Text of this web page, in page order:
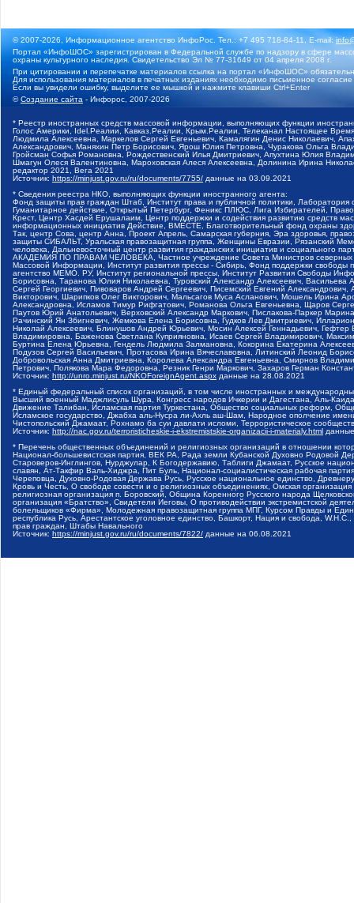
© 2007-2026, Информационное агентство ИнфоРос. Тел.: +7 495 718-84-11, E-mail:
Портал «ИнфоШОС» зарегистрирован в Федеральной службе по надзору в сфере
охраны культурного наследия. Свидетельство Эл № 77-31649 от 04 апреля 2008 г.
При цитировании и перепечатке материалов ссылка на портал «ИнфоШОС»
Для использования материалов в печатных изданиях необходимо письменное
Если вы увидели ошибку, выделите ее мышкой и нажмите клавиши Ctrl+Enter
©Создание сайта - Инфорос, 2007-2026
* Реестр иностранных средств массовой информации, выполняющих функции
Голос Америки, Idel.Реалии, Кавказ.Реалии, Крым.Реалии, Телеканал Настоящее
Людмила Алексеевна, Маркелов Сергей Евгеньевич, Камалягин Денис Николаевич,
Александрович, Маняхин Петр Борисович, Ярош Юлия Петровна, Чуракова Ольга
Гройсман Софья Романовна, Рождественский Илья Дмитриевич, Апухтина Юлия
Шмагун Олеся Валентиновна, Мароховская Алеся Алексеевна, Долинина Ирина
редактор 2021, Вега 2021
Источник: https://minjust.gov.ru/ru/documents/7755/ данные на 03.09.2021
* Сведения реестра НКО, выполняющих функции иностранного агента:
Фонд защиты прав граждан Штаб, Институт права и публичной политики,
Гуманитарное действие, Открытый Петербург, Феникс ПЛЮС, Лига Избирателей,
Крест, Центр Хасдей Ерушалаим, Центр поддержки и содействия развитию средств
информационных инициатив Действие, ВМЕСТЕ, Благотворительный фонд охраны
Так, центр Сова, центр Анна, Проект Апрель, Самарская губерния, Эра здоровья,
защиты СИБАЛЬТ, Уральская правозащитная группа, Женщины Евразии, Рязанский
человека, Дальневосточный центр развития гражданских инициатив и социального
АКАДЕМИЯ ПО ПРАВАМ ЧЕЛОВЕКА, Частное учреждение Совета Министров северных
Массовой Информации, Институт развития прессы - Сибирь, Фонд поддержки
агентство МЕМО. РУ, Институт региональной прессы, Институт Развития Свободы
Борисовна, Таранова Юлия Николаевна, Туровский Александр Алексеевич,
Сергей Георгиевич, Пивоваров Андрей Сергеевич, Писемский Евгений
Викторович, Шарипков Олег Викторович, Мальсагов Муса Асланович, Мошель Ирина
Александровна, Исламов Тимур Рифгатович, Романова Ольга Евгеньевна, Щаров
Паутов Юрий Анатольевич, Верховский Александр Маркович, Пислакова-Паркер
Рачинский Ян Збигневич, Жемкова Елена Борисовна, Гудков Лев Дмитриевич,
Николай Алексеевич, Блинушов Андрей Юрьевич, Мосин Алексей Геннадьевич,
Владимировна, Баженова Светлана Куприяновна, Исаев Сергей Владимирович,
Буртина Елена Юрьевна, Гендель Людмила Залмановна, Кокорина Екатерина
Подузов Сергей Васильевич, Протасова Ирина Вячеславовна, Литинский Леонид
Добровольская Анна Дмитриевна, Королева Александра Евгеньевна, Смирнов
Петрович, Полякова Мара Федоровна, Резник Генри Маркович, Захаров Герман
Источник: http://unro.minjust.ru/NKOForeignAgent.aspx данные на 28.08.2021
* Единый федеральный список организаций, в том числе иностранных и
Высший военный Маджлисуль Шура, Конгресс народов Ичкерии и Дагестана, Аль-
Движение Талибан, Исламская партия Туркестана, Общество социальных реформ,
Исламское государство, Джабха аль-Нусра ли-Ахль аш-Шам, Народное ополчение
Чистопольский Джамаат, Рохнамо ба суи давлати исломи, Террористическое
Источник: http://nac.gov.ru/terroristicheskie-i-ekstremistskie-organizacii-i-materialy.html
* Перечень общественных объединений и религиозных организаций в отношении
Национал-большевистская партия, ВЕК РА, Рада земли Кубанской Духовно Родовой
Староверов-Инглингов, Нурджулар, К Богодержавию, Таблиги Джамаат, Русское
славян, Ат-Такфир Валь-Хиджра, Пит Буль, Национал-социалистическая рабочая
Череповца, Духовно-Родовая Держава Русь, Русское национальное единство,
Кровь и Честь, О свободе совести и о религиозных объединениях, Омская
религиозная организация п. Боровский, Община Коренного Русского народа
организация «Братство», Свидетели Иеговы, О противодействии экстремистской
болельщиков «Фирма», Молодежная правозащитная группа МПГ, Курсом Правды и
республика Русь, Арестантское уголовное единство, Башкорт, Нация и свобода,
прав граждан, Штабы Навального
Источник: https://minjust.gov.ru/ru/documents/7822/ данные на 06.08.2021